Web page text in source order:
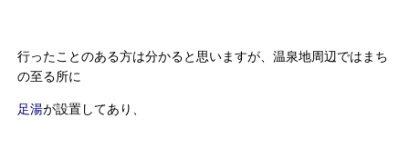
行ったことのある方は分かると思いますが、温泉地周辺ではまち
の至る所に
足湯が設置してあり、